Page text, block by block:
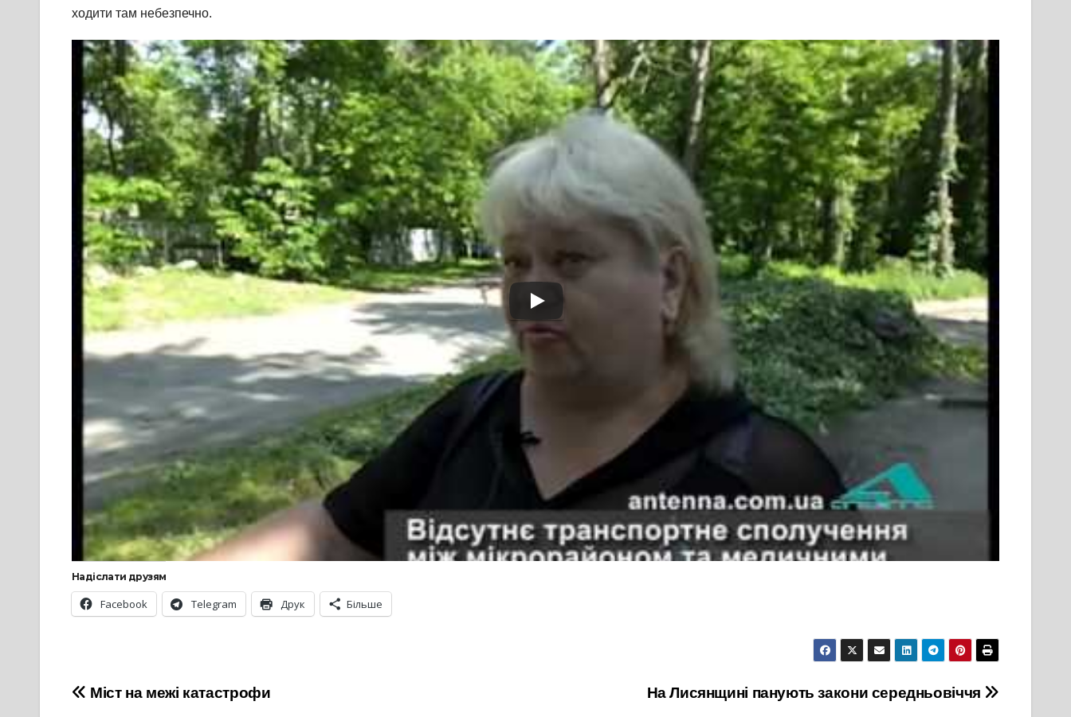
ходити там небезпечно.
Надіслати друзям
Facebook Telegram Друк Більше
Навігація
На Лисянщині панують закони середньовіччя
Міст на межі катастрофи